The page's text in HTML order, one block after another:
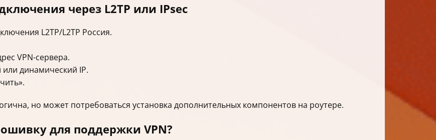
через L2TP или IPsec
L2TP/L2TP Россия.
VPN-сервера.
или динамический IP.
но может потребоваться установка дополнительных компонентов на роутере.
для поддержки VPN?